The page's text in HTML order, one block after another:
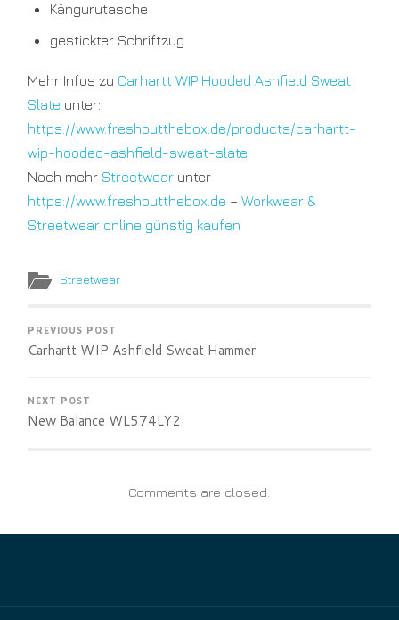
Kängurutasche
gestickter Schriftzug
Mehr Infos zu Carhartt WIP Hooded Ashfield Sweat
Slate unter:
https://www.freshoutthebox.de/products/carhartt-
wip-hooded-ashfield-sweat-slate
Noch mehr Streetwear unter
https://www.freshoutthebox.de –Workwear &
Streetwear online günstig kaufen
Streetwear
PREVIOUS POST
Carhartt WIP Ashfield Sweat Hammer
NEXT POST
New Balance WL574LY2
Comments are closed.